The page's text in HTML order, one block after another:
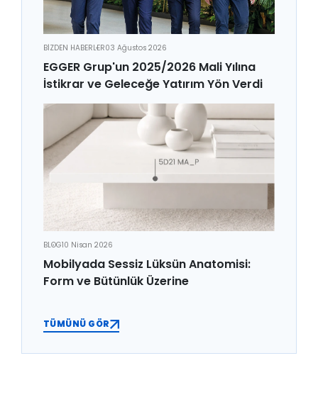
BİZDEN HABERLER03 Ağustos 2026
EGGER Grup'un 2025/2026 Mali Yılına
İstikrar ve Geleceğe Yatırım Yön Verdi
BLOG10 Nisan 2026
Mobilyada Sessiz Lüksün Anatomisi:
Form ve Bütünlük Üzerine
TÜMÜNÜ GÖR